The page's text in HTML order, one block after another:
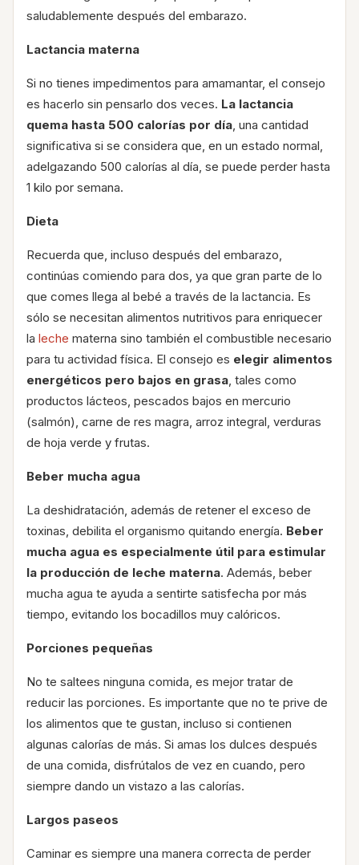
saludablemente después del embarazo.
Lactancia materna
Si no tienes impedimentos para amamantar, el consejo
es hacerlo sin pensarlo dos veces. La lactancia
quema hasta 500 calorías por día , una cantidad
significativa si se considera que, en un estado normal,
adelgazando 500 calorías al día, se puede perder hasta
1 kilo por semana.
Dieta
Recuerda que, incluso después del embarazo,
continúas comiendo para dos, ya que gran parte de lo
que comes llega al bebé a través de la lactancia. Es
sólo se necesitan alimentos nutritivos para enriquecer
la leche materna sino también el combustible necesario
para tu actividad física. El consejo es elegir alimentos
energéticos pero bajos en grasa , tales como
productos lácteos, pescados bajos en mercurio
(salmón), carne de res magra, arroz integral, verduras
de hoja verde y frutas.
Beber mucha agua
La deshidratación, además de retener el exceso de
toxinas, debilita el organismo quitando energía. Beber
mucha agua es especialmente útil para estimular
la producción de leche materna. Además, beber
mucha agua te ayuda a sentirte satisfecha por más
tiempo, evitando los bocadillos muy calóricos.
Porciones pequeñas
No te saltees ninguna comida, es mejor tratar de
reducir las porciones. Es importante que no te prive de
los alimentos que te gustan, incluso si contienen
algunas calorías de más. Si amas los dulces después
de una comida, disfrútalos de vez en cuando, pero
siempre dando un vistazo a las calorías.
Largos paseos
Caminar es siempre una manera correcta de perder